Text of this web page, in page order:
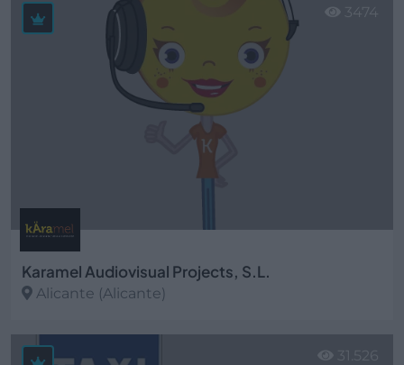
Karamel Audiovisual Projects, S.L.
Alicante (Alicante)
Ver más
3474
31.526